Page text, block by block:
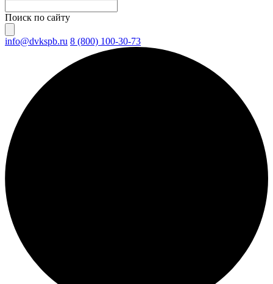
Поиск по сайту
info@dvkspb.ru 8 (800) 100-30-73